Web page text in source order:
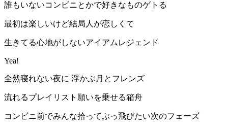
誰もいないコンビニとかで好きなものゲトる
最初は楽しいけど結局人が恋しくて
生きてる心地がしないアイアムレジェンド
Yea!
全然寝れない夜に 浮かぶ月とフレンズ
流れるプレイリスト願いを乗せる箱舟
コンビニ前でみんな拾ってぶっ飛びたい次のフェーズ